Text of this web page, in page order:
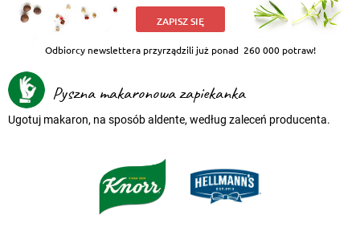
ZAPISZ SIĘ
Odbiorcy newslettera przyrządzili już ponad 260 000 potraw!
Pyszna makaronowa zapiekanka
Ugotuj makaron, na sposób aldente, według zaleceń producenta.